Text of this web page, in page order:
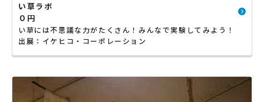
い草ラボ
０円
い草には不思議な力がたくさん！みんなで実験してみよう！
出展：イケヒコ・コーポレーション